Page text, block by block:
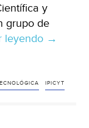
y
grupo de
leyendo San
Usan
→
IPICYT